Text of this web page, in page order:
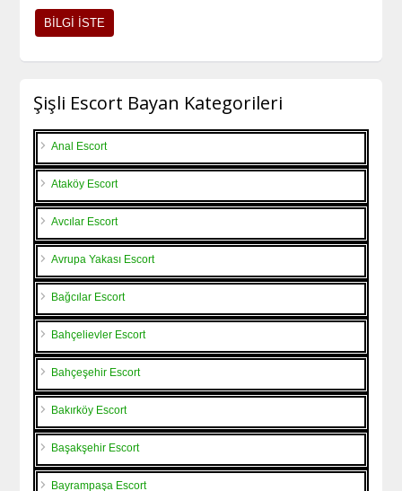
Şişli Escort Bayan Kategorileri
Anal Escort
Ataköy Escort
Avcılar Escort
Avrupa Yakası Escort
Bağcılar Escort
Bahçelievler Escort
Bahçeşehir Escort
Bakırköy Escort
Başakşehir Escort
Bayrampaşa Escort